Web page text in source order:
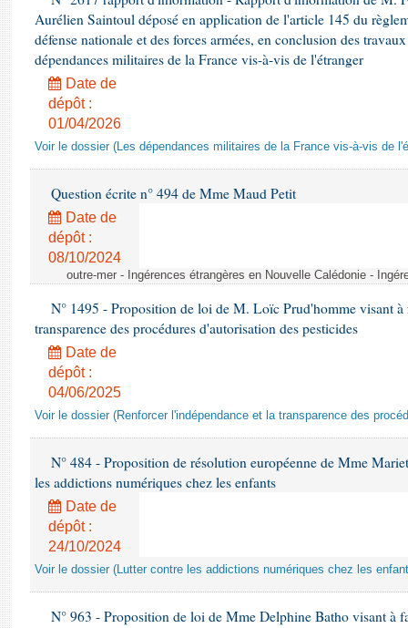
Aurélien Saintoul déposé en application de l'article 145 du
défense nationale et des forces armées, en conclusion des
dépendances militaires de la France vis-à-vis de l'étranger
Date de
dépôt :
01/04/2026
Voir le dossier (Les dépendances militaires de la France vis-à-vis de
Question écrite n° 494 de Mme Maud Petit
Date de
dépôt :
08/10/2024
outre-mer - Ingérences étrangères en Nouvelle Calédonie -
N° 1495 - Proposition de loi de M. Loïc Prud'homme visant à
transparence des procédures d'autorisation des pesticides
Date de
dépôt :
04/06/2025
Voir le dossier (Renforcer l'indépendance et la transparence des
N° 484 - Proposition de résolution européenne de Mme
les addictions numériques chez les enfants
Date de
dépôt :
24/10/2024
Voir le dossier (Lutter contre les addictions numériques chez les
N° 963 - Proposition de loi de Mme Delphine Batho visant à